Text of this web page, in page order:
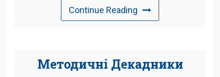
Continue Reading
Методичні Декадники